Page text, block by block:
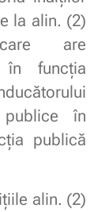
la alin. (2)
are
în funcția
în
publică
alin. (2)